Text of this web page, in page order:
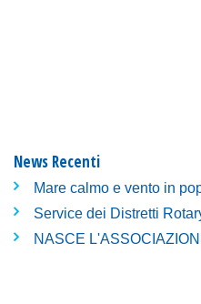
News Recenti
Mare calmo e vento in
Service dei Distretti
NASCE